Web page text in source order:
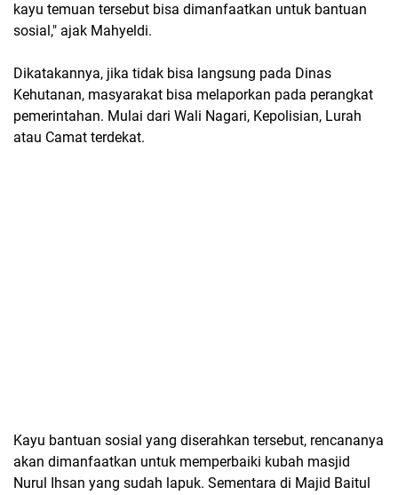
kayu temuan tersebut bisa dimanfaatkan untuk bantuan
sosial," ajak Mahyeldi.
Dikatakannya, jika tidak bisa langsung pada Dinas
Kehutanan, masyarakat bisa melaporkan pada perangkat
pemerintahan. Mulai dari Wali Nagari, Kepolisian, Lurah
atau Camat terdekat.
Kayu bantuan sosial yang diserahkan tersebut, rencananya
akan dimanfaatkan untuk memperbaiki kubah masjid
Nurul Ihsan yang sudah lapuk. Sementara di Majid Baitul